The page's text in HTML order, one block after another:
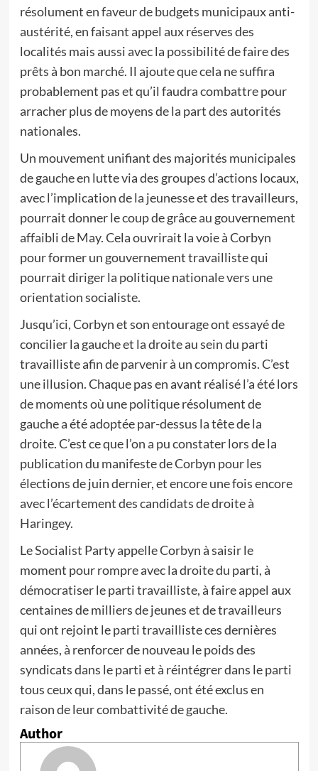
résolument en faveur de budgets municipaux anti-
austérité, en faisant appel aux réserves des
localités mais aussi avec la possibilité de faire des
prêts à bon marché. Il ajoute que cela ne suffira
probablement pas et qu’il faudra combattre pour
arracher plus de moyens de la part des autorités
nationales.
Un mouvement unifiant des majorités municipales
de gauche en lutte via des groupes d’actions locaux,
avec l’implication de la jeunesse et des travailleurs,
pourrait donner le coup de grâce au gouvernement
affaibli de May. Cela ouvrirait la voie à Corbyn
pour former un gouvernement travailliste qui
pourrait diriger la politique nationale vers une
orientation socialiste.
Jusqu’ici, Corbyn et son entourage ont essayé de
concilier la gauche et la droite au sein du parti
travailliste afin de parvenir à un compromis. C’est
une illusion. Chaque pas en avant réalisé l’a été lors
de moments où une politique résolument de
gauche a été adoptée par-dessus la tête de la
droite. C’est ce que l’on a pu constater lors de la
publication du manifeste de Corbyn pour les
élections de juin dernier, et encore une fois encore
avec l’écartement des candidats de droite à
Haringey.
Le Socialist Party appelle Corbyn à saisir le
moment pour rompre avec la droite du parti, à
démocratiser le parti travailliste, à faire appel aux
centaines de milliers de jeunes et de travailleurs
qui ont rejoint le parti travailliste ces dernières
années, à renforcer de nouveau le poids des
syndicats dans le parti et à réintégrer dans le parti
tous ceux qui, dans le passé, ont été exclus en
raison de leur combattivité de gauche.
Author